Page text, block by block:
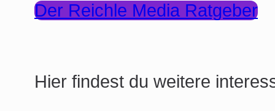
Der Reichle Media Ratgeber
Hier findest du weitere